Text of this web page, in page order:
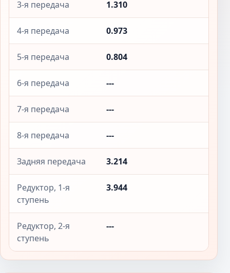
3-я передача 1.310
4-я передача 0.973
5-я передача 0.804
6-я передача ---
7-я передача ---
8-я передача ---
Задняя передача 3.214
Редуктор, 1-я
ступень
3.944
Редуктор, 2-я
ступень
---